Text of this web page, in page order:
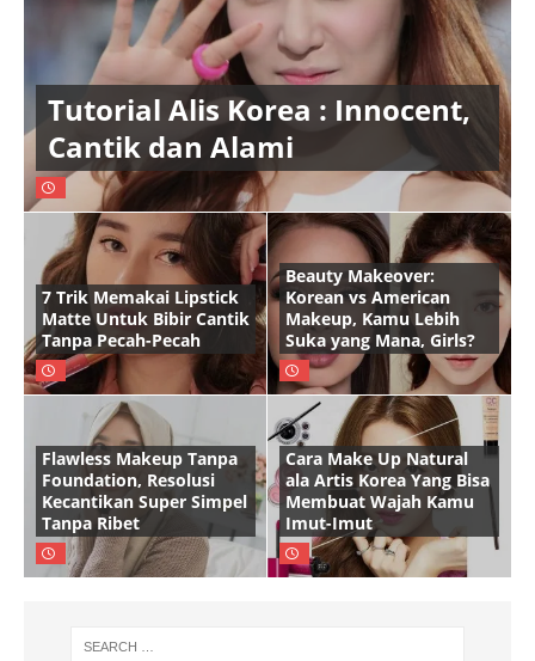
Tutorial Alis Korea : Innocent,
Cantik dan Alami
7 Trik Memakai Lipstick
Matte Untuk Bibir Cantik
Tanpa Pecah-Pecah
Beauty Makeover:
Korean vs American
Makeup, Kamu Lebih
Suka yang Mana, Girls?
Flawless Makeup Tanpa
Foundation, Resolusi
Kecantikan Super Simpel
Tanpa Ribet
Cara Make Up Natural
ala Artis Korea Yang Bisa
Membuat Wajah Kamu
Imut-Imut